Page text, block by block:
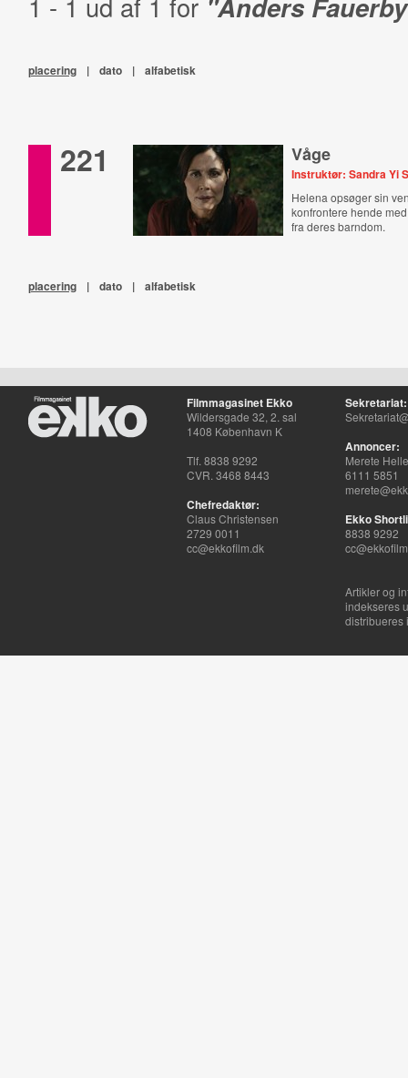
placering | dato | alfabetisk
221 Våge
Instruktør: Sandra Yi
Helena opsøger sin
konfrontere hende
fra deres barndom.
placering | dato | alfabetisk
Filmmagasinet Ekko
Wildersgade 32, 2. sal
1408 København K
Tlf. 8838 9292
CVR. 3468 8443
Chefredaktør:
Claus Christensen
2729 0011
cc@ekkofilm.dk
Sekretariat:
Annoncer:
Merete
6111 5851
Ekko
8838 9292
Artikler og
indekseres
distribueres